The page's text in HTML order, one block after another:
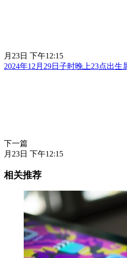
月23日 下午12:15
2024年12月29日子时晚上23点出
下一篇
月23日 下午12:15
相关推荐